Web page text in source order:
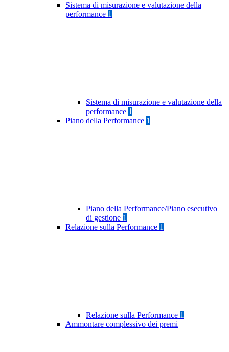
Sistema di misurazione e valutazione della
performance 1
Sistema di misurazione e valutazione della
performance 1
Piano della Performance 1
Piano della Performance/Piano esecutivo
di gestione 1
Relazione sulla Performance 1
Relazione sulla Performance 1
Ammontare complessivo dei premi